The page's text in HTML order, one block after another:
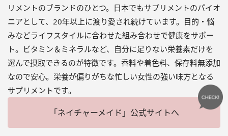
リメントのブランドのひとつ。日本でもサプリメントのパイオ
ニアとして、20年以上に渡り愛され続けています。目的・悩
みなどライフスタイルに合わせた組み合わせで健康をサポー
ト。ビタミン＆ミネラルなど、自分に足りない栄養素だけを
選んで摂取できるのが特徴です。香料や着色料、保存料無添加
なので安心。栄養が偏りがちな忙しい女性の強い味方となる
サプリメントです。
「ネイチャーメイド」公式サイトへ